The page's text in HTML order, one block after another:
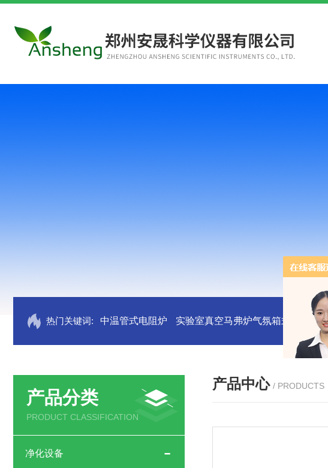
热门关键词: 中温管式电阻炉 实验室真空马弗炉气氛箱式炉厂家
产品分类
PRODUCT CLASSIFICATION
净化设备
产品中心 / PRODUCTS